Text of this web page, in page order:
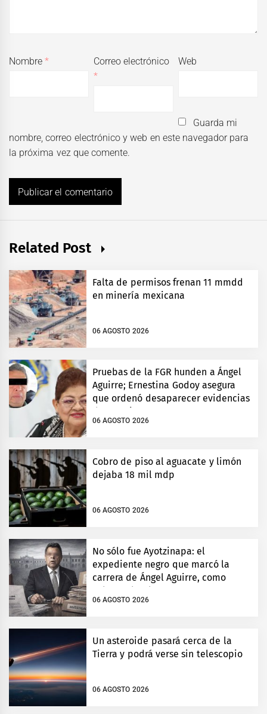
Nombre*
Correo electrónico
*
Web
Guarda mi
nombre, correo electrónico y web en este navegador para
la próxima vez que comente.
Related Post
Falta de permisos frenan 11 mmdd
en minería mexicana
06 AGOSTO 2026
Pruebas de la FGR hunden a Ángel
Aguirre; Ernestina Godoy asegura
que ordenó desaparecer evidencias
06 AGOSTO 2026
Cobro de piso al aguacate y limón
dejaba 18 mil mdp
06 AGOSTO 2026
No sólo fue Ayotzinapa: el
expediente negro que marcó la
carrera de Ángel Aguirre, como
06 AGOSTO 2026
Un asteroide pasará cerca de la
Tierra y podrá verse sin telescopio
06 AGOSTO 2026